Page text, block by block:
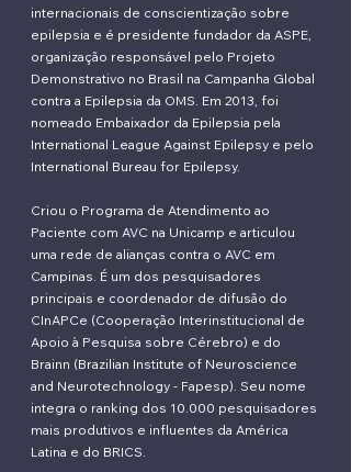
internacionais de conscientização sobre
epilepsia e é presidente fundador da ASPE,
organização responsável pelo Projeto
Demonstrativo no Brasil na Campanha Global
contra a Epilepsia da OMS. Em 2013, foi
nomeado Embaixador da Epilepsia pela
International League Against Epilepsy e pelo
International Bureau for Epilepsy.
Criou o Programa de Atendimento ao
Paciente com AVC na Unicamp e articulou
uma rede de alianças contra o AVC em
Campinas. É um dos pesquisadores
principais e coordenador de difusão do
CInAPCe (Cooperação Interinstitucional de
Apoio à Pesquisa sobre Cérebro) e do
Brainn (Brazilian Institute of Neuroscience
and Neurotechnology - Fapesp). Seu nome
integra o ranking dos 10.000 pesquisadores
mais produtivos e influentes da América
Latina e do BRICS.